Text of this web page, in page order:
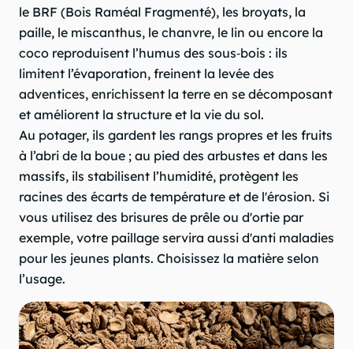
le BRF (Bois Raméal Fragmenté), les broyats, la
paille, le miscanthus, le chanvre, le lin ou encore la
coco reproduisent l’humus des sous‑bois : ils
limitent l’évaporation, freinent la levée des
adventices, enrichissent la terre en se décomposant
et améliorent la structure et la vie du sol.
Au potager, ils gardent les rangs propres et les fruits
à l’abri de la boue ; au pied des arbustes et dans les
massifs, ils stabilisent l’humidité, protègent les
racines des écarts de température et de l'érosion. Si
vous utilisez des brisures de prêle ou d'ortie par
exemple, votre paillage servira aussi d'anti maladies
pour les jeunes plants. Choisissez la matière selon
l’usage.